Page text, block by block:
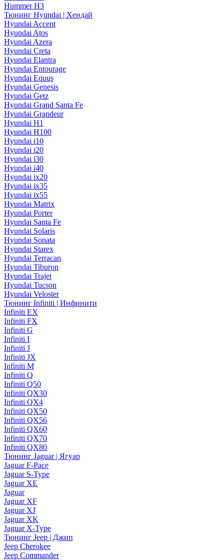
Hummer H3
Тюнинг Hyundai | Хендай
Hyundai Accent
Hyundai Atos
Hyundai Azera
Hyundai Creta
Hyundai Elantra
Hyundai Entourage
Hyundai Equus
Hyundai Genesis
Hyundai Getz
Hyundai Grand Santa Fe
Hyundai Grandeur
Hyundai H1
Hyundai H100
Hyundai i10
Hyundai i20
Hyundai i30
Hyundai i40
Hyundai ix20
Hyundai ix35
Hyundai ix55
Hyundai Matrix
Hyundai Porter
Hyundai Santa Fe
Hyundai Solaris
Hyundai Sonata
Hyundai Starex
Hyundai Terracan
Hyundai Tiburon
Hyundai Trajet
Hyundai Tucson
Hyundai Veloster
Тюнинг Infiniti | Инфинити
Infiniti EX
Infiniti FX
Infiniti G
Infiniti I
Infiniti J
Infiniti JX
Infiniti M
Infiniti Q
Infiniti Q50
Infiniti QX30
Infiniti QX4
Infiniti QX50
Infiniti QX56
Infiniti QX60
Infiniti QX70
Infiniti QX80
Тюнинг Jaguar | Ягуар
Jaguar F-Pace
Jaguar S-Type
Jaguar XE
Jaguar
Jaguar XF
Jaguar XJ
Jaguar XK
Jaguar X-Type
Тюнинг Jeep | Джип
Jeep Cherokee
Jeep Commander